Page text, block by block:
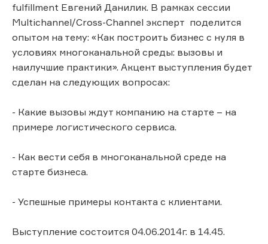
fulfillment Евгений Данилик. В рамках сессии
Multichannel/Cross-Channel эксперт поделится
опытом на тему: «Как построить бизнес с нуля в
условиях многоканальной среды: вызовы и
наилучшие практики». Акцент выступления будет
сделан на следующих вопросах:
- Какие вызовы ждут компанию на старте – на
примере логистического сервиса.
- Как вести себя в многоканальной среде на
старте бизнеса.
- Успешные примеры контакта с клиентами.
Выступление состоится 04.06.2014г. в 14.45.